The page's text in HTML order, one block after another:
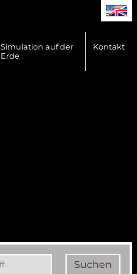
Simulation auf der
Erde
Kontakt
Suchen